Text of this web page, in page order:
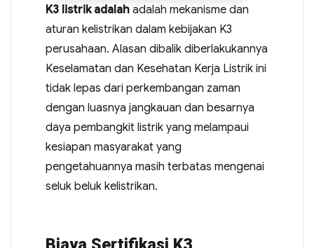
K3 listrik adalahadalah mekanisme dan
aturan kelistrikan dalam kebijakan K3
perusahaan. Alasan dibalik diberlakukannya
Keselamatan dan Kesehatan Kerja Listrik ini
tidak lepas dari perkembangan zaman
dengan luasnya jangkauan dan besarnya
daya pembangkit listrik yang melampaui
kesiapan masyarakat yang
pengetahuannya masih terbatas mengenai
seluk beluk kelistrikan.